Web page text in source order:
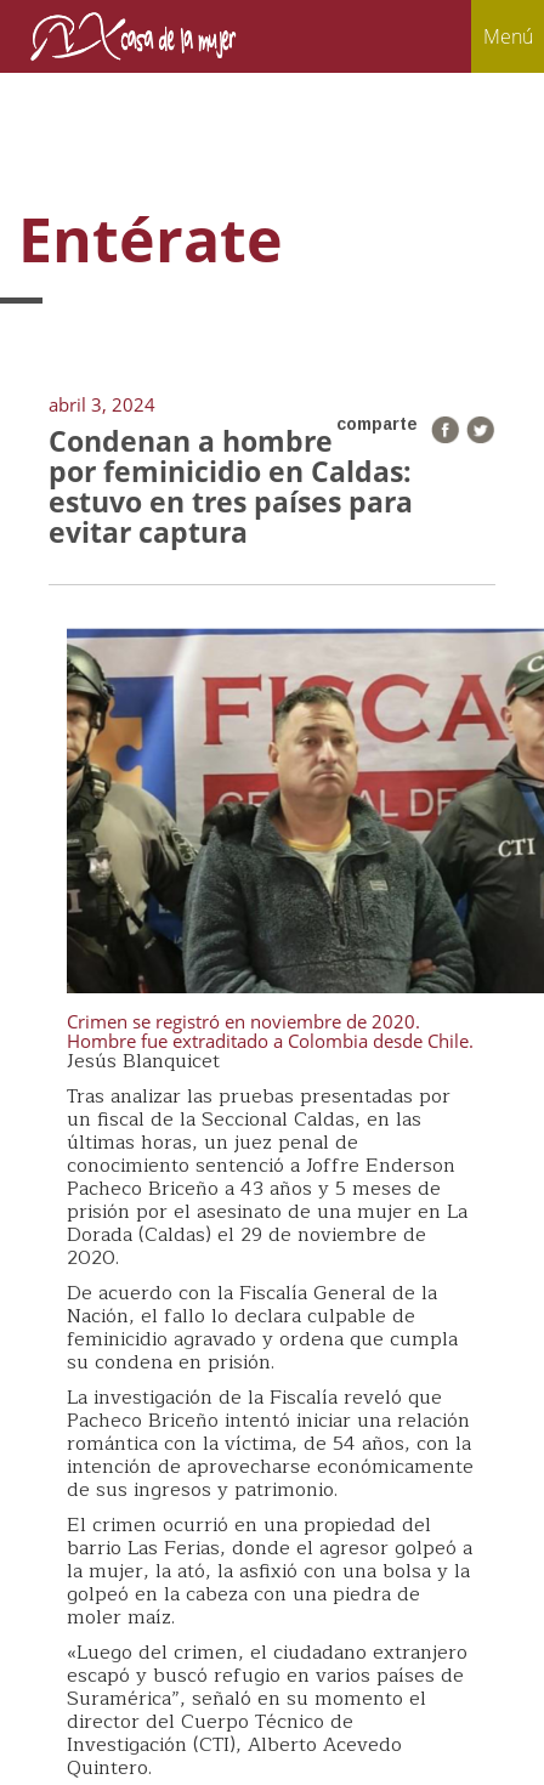
Menú
Entérate
abril 3, 2024
comparte
Condenan a hombre
por feminicidio en Caldas:
estuvo en tres países para
evitar captura
Crimen se registró en noviembre de 2020.
Hombre fue extraditado a Colombia desde Chile.
Jesús Blanquicet
Tras analizar las pruebas presentadas por
un fiscal de la Seccional Caldas, en las
últimas horas, un juez penal de
conocimiento sentenció a Joffre Enderson
Pacheco Briceño a 43 años y 5 meses de
prisión por el asesinato de una mujer en La
Dorada (Caldas) el 29 de noviembre de
2020.
De acuerdo con la Fiscalía General de la
Nación, el fallo lo declara culpable de
feminicidio agravado y ordena que cumpla
su condena en prisión.
La investigación de la Fiscalía reveló que
Pacheco Briceño intentó iniciar una relación
romántica con la víctima, de 54 años, con la
intención de aprovecharse económicamente
de sus ingresos y patrimonio.
El crimen ocurrió en una propiedad del
barrio Las Ferias, donde el agresor golpeó a
la mujer, la ató, la asfixió con una bolsa y la
golpeó en la cabeza con una piedra de
moler maíz.
«Luego del crimen, el ciudadano extranjero
escapó y buscó refugio en varios países de
Suramérica”, señaló en su momento el
director del Cuerpo Técnico de
Investigación (CTI), Alberto Acevedo
Quintero.